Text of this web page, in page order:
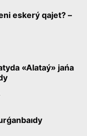
me,
eskerý qajet? –
«Alataý» jańa